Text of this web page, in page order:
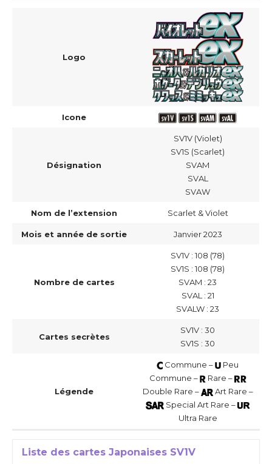
Logo
Icone
Désignation
SV1V (Violet)
SV1S (Scarlet)
SVAM
SVAL
SVAW
Nom de l’extension Scarlet & Violet
Mois et année de sortie Janvier 2023
Nombre de cartes
SV1V : 108 (78)
SV1S : 108 (78)
SVAM : 23
SVAL : 21
SVALW : 23
Cartes secrètes
SV1V : 30
SV1S : 30
Légende
Commune –
Peu
Commune –
Rare –
Double Rare –
Art Rare –
Special Art Rare –
Ultra Rare
Liste des cartes Japonaises SV1V